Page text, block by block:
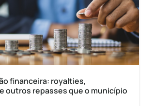
financeira: royalties,
outros repasses que o município